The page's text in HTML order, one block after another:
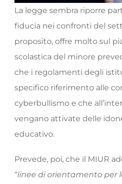
La legge sembra riporre
fiducia nei confronti del
proposito, offre molto sul
scolastica del minore
che i regolamenti degli
specifico riferimento alle
cyberbullismo e che
vengano attivate delle
educativo.
Prevede, poi, che il MIUR
“linee di orientamento per